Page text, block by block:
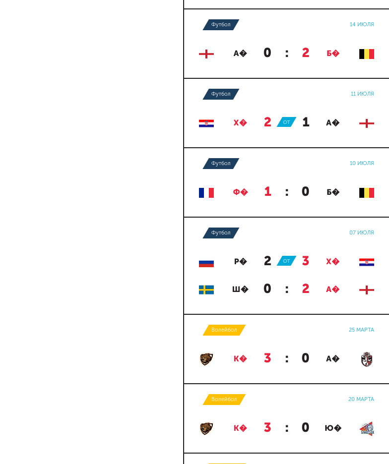
Футбол 14 ИЮЛЯ
А� 0 : 2 Б�
Футбол 11 ИЮЛЯ
Х� 2 : 1 А�
ОТ
Футбол 10 ИЮЛЯ
Ф� 1 : 0 Б�
Футбол 07 ИЮЛЯ
Р� 2 : 3 Х�
ОТ
Ш� 0 : 2 А�
Волейбол 25 МАРТА
К� 3 : 0 А�
Волейбол 20 МАРТА
К� 3 : 0 Ю�